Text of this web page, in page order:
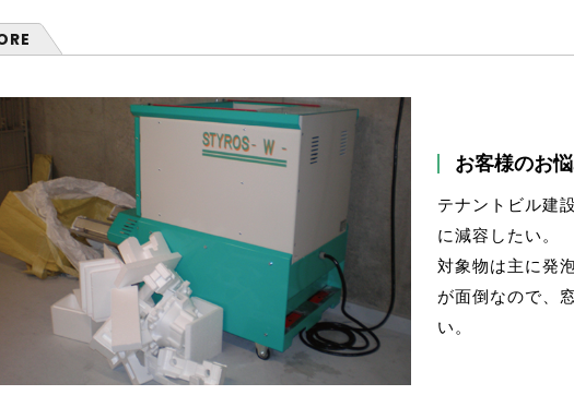
お客様のお
テナントビル建
に減容したい。
対象物は主に発
が面倒なので、
い。